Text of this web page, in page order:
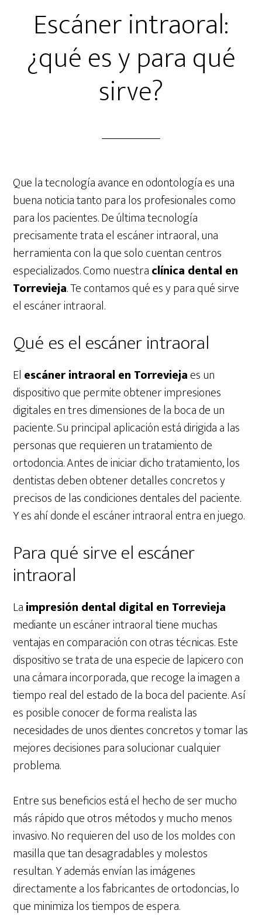
Escáner intraoral:
¿qué es y para qué
sirve?
Que la tecnología avance en odontología es una
buena noticia tanto para los profesionales como
para los pacientes. De última tecnología
precisamente trata el escáner intraoral, una
herramienta con la que solo cuentan centros
especializados. Como nuestraclínica dental en
Torrevieja. Te contamos qué es y para qué sirve
el escáner intraoral.
Qué es el escáner intraoral
El escáner intraoral en Torreviejaes un
dispositivo que permite obtener impresiones
digitales en tres dimensiones de la boca de un
paciente. Su principal aplicación está dirigida a las
personas que requieren un tratamiento de
ortodoncia. Antes de iniciar dicho tratamiento, los
dentistas deben obtener detalles concretos y
precisos de las condiciones dentales del paciente.
Y es ahí donde el escáner intraoral entra en juego.
Para qué sirve el escáner
intraoral
Laimpresión dental digital en Torrevieja
mediante un escáner intraoral tiene muchas
ventajas en comparación con otras técnicas. Este
dispositivo se trata de una especie de lapicero con
una cámara incorporada, que recoge la imagen a
tiempo real del estado de la boca del paciente. Así
es posible conocer de forma realista las
necesidades de unos dientes concretos y tomar las
mejores decisiones para solucionar cualquier
problema.
Entre sus beneficios está el hecho de ser mucho
más rápido que otros métodos y mucho menos
invasivo. No requieren del uso de los moldes con
masilla que tan desagradables y molestos
resultan. Y además envían las imágenes
directamente a los fabricantes de ortodoncias, lo
que minimiza los tiempos de espera.